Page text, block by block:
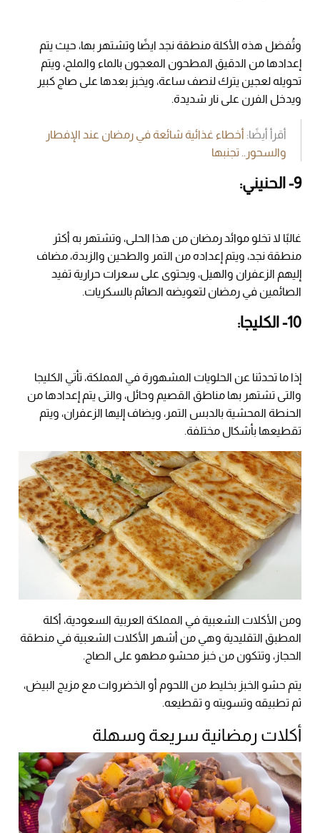
وتُفضل هذه الأكلة منطقة نجد ايضًا وتشتهر بها، حيث يتم
إعدادها من الدقيق المطحون المعجون بالماء والملح، ويتم
تحويله لعجين يترك لنصف ساعة، ويخبز بعدها على صاج كبير
ويدخل الفرن على نار شديدة.
أقرأ أيضًا: أخطاء غذائية شائعة في رمضان عند الإفطار
والسحور.. تجنبها
9- الحنيني:
غالبًا لا تخلو موائد رمضان من هذا الحلى، وتشتهر به أكثر
منطقة نجد، ويتم إعداده من التمر والطحين والزبدة، مضاف
إليهم الزعفران والهيل، ويحتوى على سعرات حرارية تفيد
الصائمين في رمضان لتعويضه الصائم بالسكريات.
10- الكليجا:
إذا ما تحدثنا عن الحلويات المشهورة في المملكة، تأتي الكليجا
والتى تشتهر بها مناطق القصيم وحائل، والتى يتم إعدادها من
الحنطة المحشية بالدبس التمر، ويضاف إليها الزعفران، ويتم
تقطيعها بأشكال مختلفة.
ومن الأكلات الشعبية في المملكة العربية السعودية، أكلة
المطبق التقليدية وهي من أشهر الأكلات الشعبية في منطقة
الحجاز، وتتكون من خبز محشو مطهو على الصاج.
يتم حشو الخبز بخليط من اللحوم أو الخضروات مع مزيج البيض،
ثم تطبيقه وتسويته و تقطيعه.
أكلات رمضانية سريعة وسهلة